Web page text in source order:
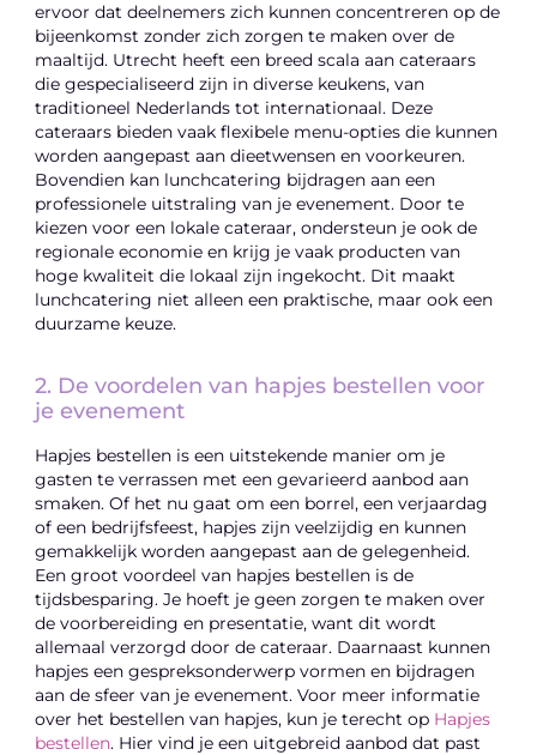
ervoor dat deelnemers zich kunnen concentreren op de
bijeenkomst zonder zich zorgen te maken over de
maaltijd. Utrecht heeft een breed scala aan cateraars
die gespecialiseerd zijn in diverse keukens, van
traditioneel Nederlands tot internationaal. Deze
cateraars bieden vaak flexibele menu-opties die kunnen
worden aangepast aan dieetwensen en voorkeuren.
Bovendien kan lunchcatering bijdragen aan een
professionele uitstraling van je evenement. Door te
kiezen voor een lokale cateraar, ondersteun je ook de
regionale economie en krijg je vaak producten van
hoge kwaliteit die lokaal zijn ingekocht. Dit maakt
lunchcatering niet alleen een praktische, maar ook een
duurzame keuze.
2. De voordelen van hapjes bestellen voor
je evenement
Hapjes bestellen is een uitstekende manier om je
gasten te verrassen met een gevarieerd aanbod aan
smaken. Of het nu gaat om een borrel, een verjaardag
of een bedrijfsfeest, hapjes zijn veelzijdig en kunnen
gemakkelijk worden aangepast aan de gelegenheid.
Een groot voordeel van hapjes bestellen is de
tijdsbesparing. Je hoeft je geen zorgen te maken over
de voorbereiding en presentatie, want dit wordt
allemaal verzorgd door de cateraar. Daarnaast kunnen
hapjes een gespreksonderwerp vormen en bijdragen
aan de sfeer van je evenement. Voor meer informatie
over het bestellen van hapjes, kun je terecht op Hapjes
bestellen. Hier vind je een uitgebreid aanbod dat past